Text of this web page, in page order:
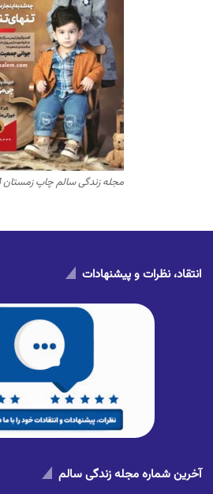
مجله زندگی سالم چاپ زمستان 1404
انتقاد، نظرات و پیشنهادات
آخرین شماره مجله زندگی سالم